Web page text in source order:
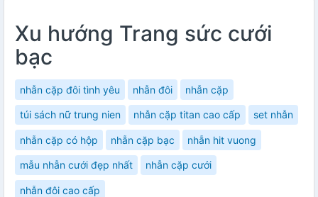
Xu hướng Trang sức cưới
bạc
nhẫn cặp đôi tình yêu nhẫn đôi nhẫn cặp
túi sách nữ trung nien nhẫn cặp titan cao cấp set nhẫn
nhẫn cặp có hộp nhẫn cặp bạc nhẫn hit vuong
mẫu nhẫn cưới đẹp nhất nhẫn cặp cưới
nhẫn đôi cao cấp